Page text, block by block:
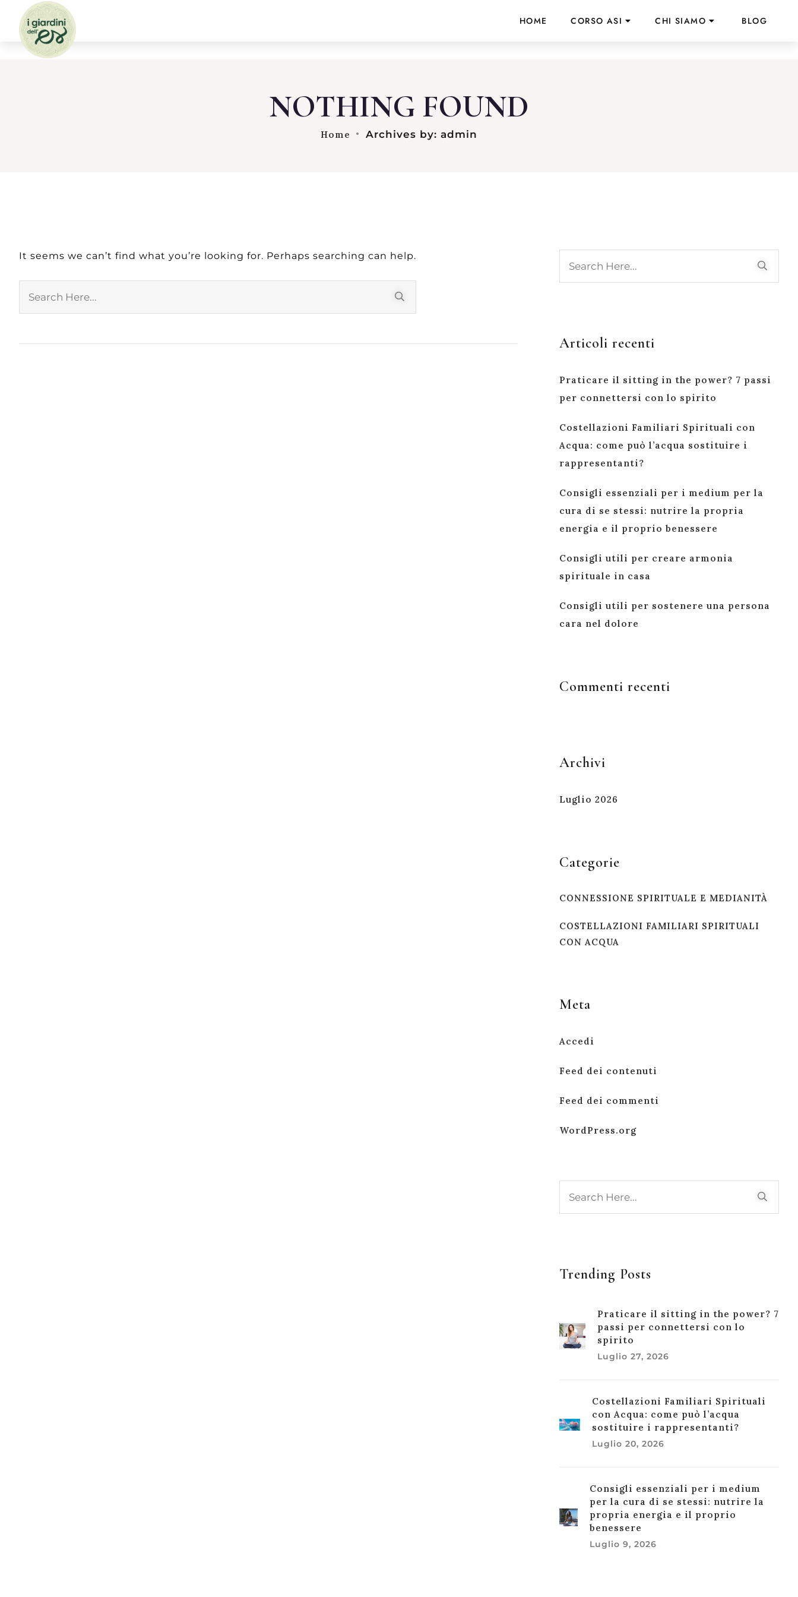
HOME CORSO ASI CHI SIAMO BLOG
NOTHING FOUND
Home Archives by: admin
It seems we can’t find what you’re looking for. Perhaps searching can help.
Articoli recenti
Praticare il sitting in the power? 7 passi
per connettersi con lo spirito
Costellazioni Familiari Spirituali con
Acqua: come può l’acqua sostituire i
rappresentanti?
Consigli essenziali per i medium per la
cura di se stessi: nutrire la propria
energia e il proprio benessere
Consigli utili per creare armonia
spirituale in casa
Consigli utili per sostenere una persona
cara nel dolore
Commenti recenti
Archivi
Luglio 2026
Categorie
CONNESSIONE SPIRITUALE E MEDIANITÀ
COSTELLAZIONI FAMILIARI SPIRITUALI
CON ACQUA
Meta
Accedi
Feed dei contenuti
Feed dei commenti
WordPress.org
Trending Posts
Praticare il sitting in the power? 7
passi per connettersi con lo
spirito
Luglio 27, 2026
Costellazioni Familiari Spirituali
con Acqua: come può l’acqua
sostituire i rappresentanti?
Luglio 20, 2026
Consigli essenziali per i medium
per la cura di se stessi: nutrire la
propria energia e il proprio
benessere
Luglio 9, 2026